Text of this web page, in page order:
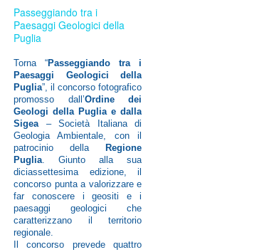
Passeggiando tra i
Paesaggi Geologici della
Puglia
Torna “Passeggiando tra i
Paesaggi Geologici della
Puglia”, il concorso fotografico
promosso dall’Ordine dei
Geologi della Puglia e dalla
Sigea – Società Italiana di
Geologia Ambientale, con il
patrocinio della Regione
Puglia . Giunto alla sua
diciassettesima edizione, il
concorso punta a valorizzare e
far conoscere i geositi e i
paesaggi geologici che
caratterizzano il territorio
regionale.
Il concorso prevede quattro